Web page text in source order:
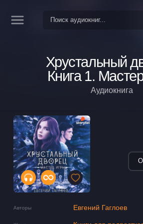
Хрустальный
Книга 1.
Аудиокнига
Авторы Евгений Гаглоев